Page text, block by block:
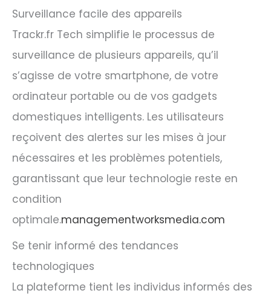
Surveillance facile des appareils
Trackr.fr Tech simplifie le processus de
surveillance de plusieurs appareils, qu’il
s’agisse de votre smartphone, de votre
ordinateur portable ou de vos gadgets
domestiques intelligents. Les utilisateurs
reçoivent des alertes sur les mises à jour
nécessaires et les problèmes potentiels,
garantissant que leur technologie reste en
condition
optimale.managementworksmedia.com
Se tenir informé des tendances
technologiques
La plateforme tient les individus informés des